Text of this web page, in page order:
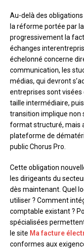
Au-delà des
la réforme portée par
progressivement la
échanges
échelonné concerne
communication, les
médias, qui devront
entreprises sont visées
taille intermédiaire,
transition implique non
format structuré, mais
plateforme de
public Chorus Pro.
Cette obligation
les dirigeants du
dès maintenant. Quel
utiliser ? Comment
comptable existant ?
spécialisées
le site Ma facture
conformes aux